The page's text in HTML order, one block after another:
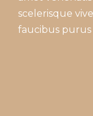
scelerisque
faucibus purus